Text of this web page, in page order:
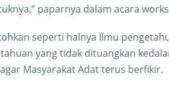
paparnya dalam acara
seperti halnya Ilmu
yang tidak dituangkan
Masyarakat Adat terus berfikir.